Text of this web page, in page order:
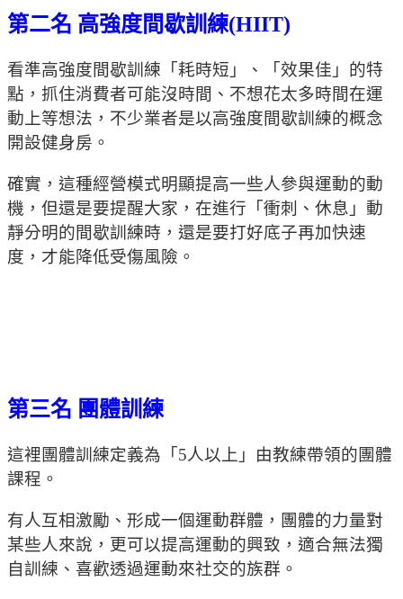
第二名 高強度間歇訓練(HIIT)
看準高強度間歇訓練「耗時短」、「效果佳」的特
點，抓住消費者可能沒時間、不想花太多時間在運
動上等想法，不少業者是以高強度間歇訓練的概念
開設健身房。
確實，這種經營模式明顯提高一些人參與運動的動
機，但還是要提醒大家，在進行「衝刺、休息」動
靜分明的間歇訓練時，還是要打好底子再加快速
度，才能降低受傷風險。
第三名 團體訓練
這裡團體訓練定義為「5人以上」由教練帶領的團體
課程。
有人互相激勵、形成一個運動群體，團體的力量對
某些人來說，更可以提高運動的興致，適合無法獨
自訓練、喜歡透過運動來社交的族群。